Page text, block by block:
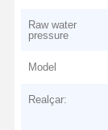
Raw water
pressure
Model
Realçar: